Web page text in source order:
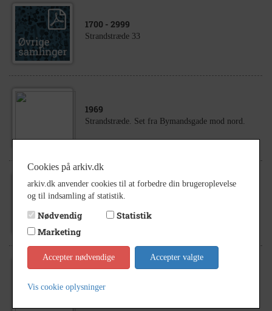
1700 - 2999
Strandstræde 33
1969
Strandstræde. Set fra Bymandsgade mod nord.
1930- 1935
Strandstræde. Set fra Fiskergangen mod syd.
Cookies på arkiv.dk
arkiv.dk anvender cookies til at forbedre din brugeroplevelse
og til indsamling af statistik.
Nødvendig
Statistik
Marketing
Accepter nødvendige Accepter valgte
Vis cookie oplysninger